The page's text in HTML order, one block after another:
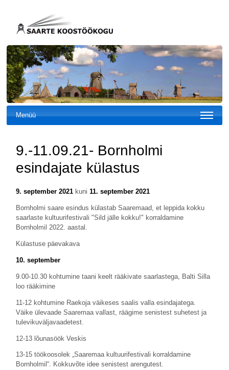
Menüü
9.-11.09.21- Bornholmi
esindajate külastus
9. september 2021kuni 11. september 2021
Bornholmi saare esindus külastab Saaremaad, et leppida kokku
saarlaste kultuurifestivali "Sild jälle kokku!" korraldamine
Bornholmil 2022. aastal.
Külastuse päevakava
10. september
9.00-10.30 kohtumine taani keelt rääkivate saarlastega, Balti Silla
loo rääkimine
11-12 kohtumine Raekoja väikeses saalis valla esindajatega.
Väike ülevaade Saaremaa vallast, räägime senistest suhetest ja
tulevikuväljavaadetest.
12-13 lõunasöök Veskis
13-15 töökoosolek „Saaremaa kultuurifestivali korraldamine
Bornholmil“. Kokkuvõte idee senistest arengutest.